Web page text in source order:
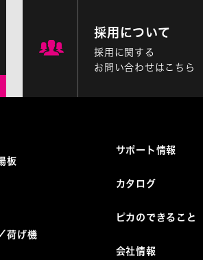
採用について
採用に関する
お問い合わせはこちら
板
荷げ機
サポート情報
カタログ
ピカのできること
会社情報